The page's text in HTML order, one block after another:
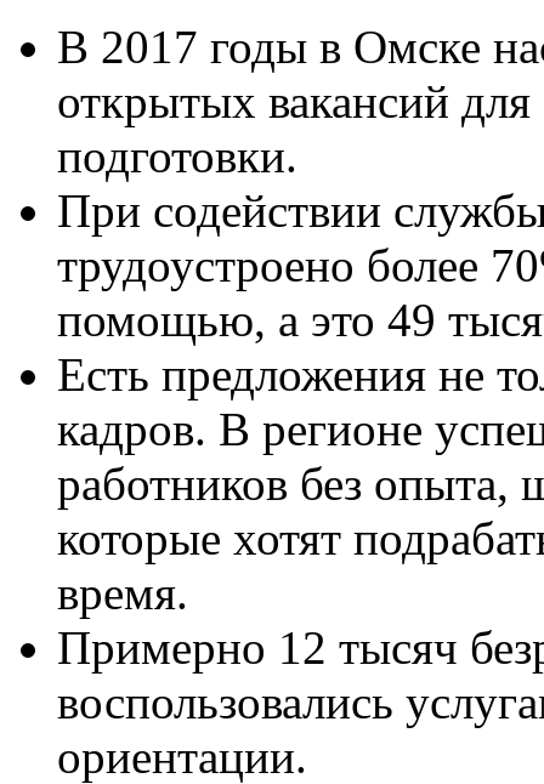
В 2017 годы в Омске
открытых вакансий для
подготовки.
При содействии
трудоустроено более
помощью, а это 49
Есть предложения не
кадров. В регионе
работников без опыта,
которые хотят
время.
Примерно 12 тысяч
воспользовались
ориентации.